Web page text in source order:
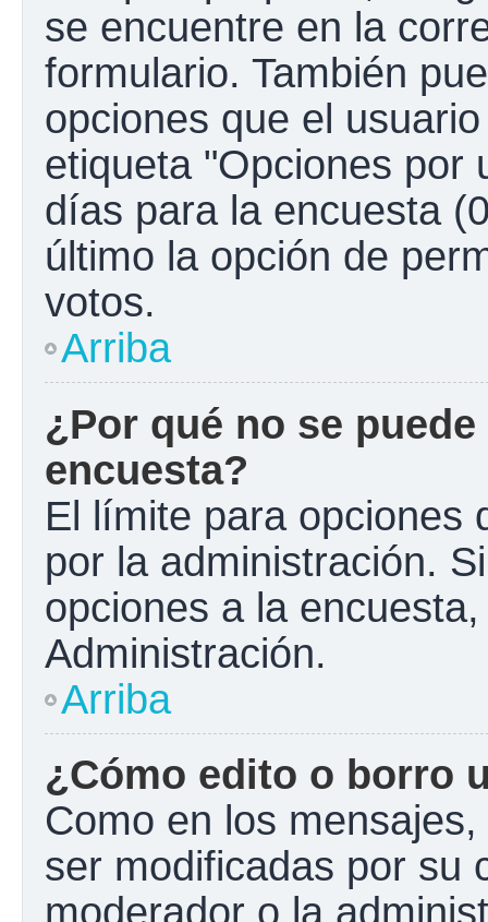
se encuentre en la
formulario. También
opciones que el
etiqueta "Opciones por
días para la encuesta
último la opción de
votos.
Arriba
¿Por qué no se
encuesta?
El límite para opciones
por la administración.
opciones a la
Administración.
Arriba
¿Cómo edito o borro
Como en los
ser modificadas por su
moderador o la